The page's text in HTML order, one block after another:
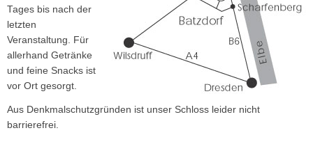
Tages bis nach der
letzten
Veranstaltung. Für
allerhand Getränke
und feine Snacks ist
vor Ort gesorgt.
Aus Denkmalschutzgründen ist unser Schloss leider nicht
barrierefrei.